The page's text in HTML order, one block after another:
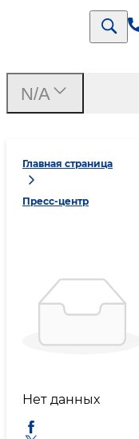
Главная страница
Пресс-центр
Нет данных
N/A